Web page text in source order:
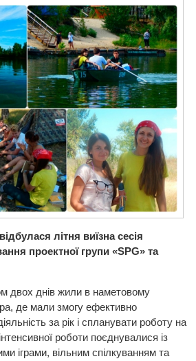
літня виїзна сесія
проектної групи «SPG» та
двох днів жили в наметовому
де мали змогу ефективно
за рік і спланувати роботу на
роботи поєднувалися із
іграми, вільним спілкуванням та